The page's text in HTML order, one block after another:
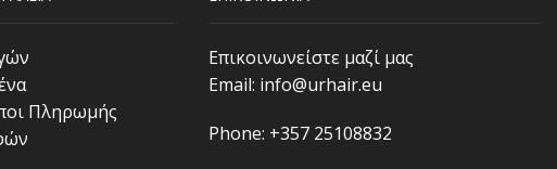
Πληρωμής
Επικοινωνείστε μαζί μας
Email: info@urhair.eu
Phone: +357 25108832